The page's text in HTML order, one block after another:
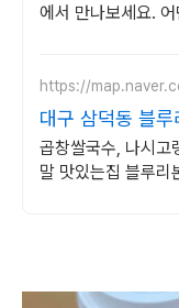
에서 만나보세요.
https://
대구 삼덕동 블
시고랭 팟타이 맛
곱창쌀국수, 나시고
말 맛있는집 블루리본서베이 맛집 / 식약처